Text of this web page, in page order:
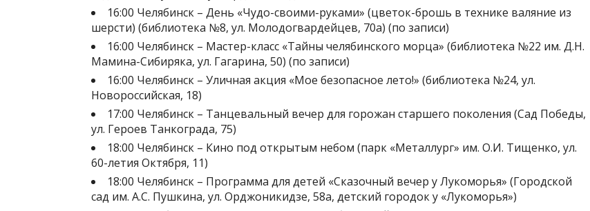
16:00 Челябинск – День «Чудо-своими-руками» (цветок-брошь в технике валяние из
шерсти) (библиотека №8, ул. Молодогвардейцев, 70а) (по записи)
16:00 Челябинск – Мастер-класс «Тайны челябинского морца» (библиотека №22 им. Д.Н.
Мамина-Сибиряка, ул. Гагарина, 50) (по записи)
16:00 Челябинск – Уличная акция «Мое безопасное лето!» (библиотека №24, ул.
Новороссийская, 18)
17:00 Челябинск – Танцевальный вечер для горожан старшего поколения (Сад Победы,
ул. Героев Танкограда, 75)
18:00 Челябинск – Кино под открытым небом (парк «Металлург» им. О.И. Тищенко, ул.
60-летия Октября, 11)
18:00 Челябинск – Программа для детей «Сказочный вечер у Лукоморья» (Городской
сад им. А.С. Пушкина, ул. Орджоникидзе, 58а, детский городок у «Лукоморья»)